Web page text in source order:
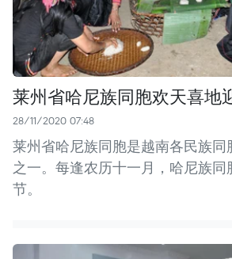
莱州省哈尼族同胞欢天喜地
28/11/2020 07:48
莱州省哈尼族同胞是越南各民族同
之一。每逢农历十一月，哈尼族
节。